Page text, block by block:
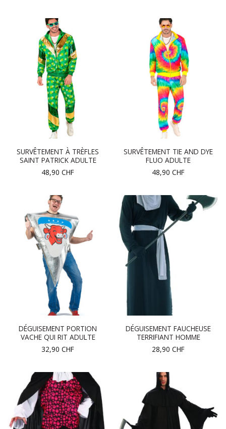
SURVÊTEMENT À TRÈFLES
SAINT PATRICK ADULTE
48,90 CHF
SURVÊTEMENT TIE AND DYE
FLUO ADULTE
48,90 CHF
DÉGUISEMENT PORTION
VACHE QUI RIT ADULTE
32,90 CHF
DÉGUISEMENT FAUCHEUSE
TERRIFIANT HOMME
28,90 CHF